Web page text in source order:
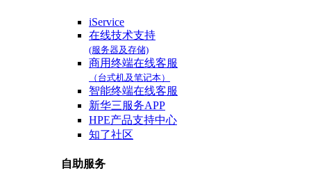
iService
在线技术支持
(服务器及存储)
商用终端在线客服
（台式机及笔记本）
智能终端在线客服
新华三服务APP
HPE产品支持中心
知了社区
自助服务